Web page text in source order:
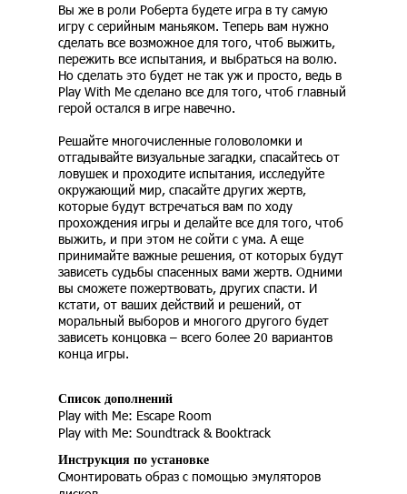
Вы же в роли Роберта будете игра в ту самую
игру с серийным маньяком. Теперь вам нужно
сделать все возможное для того, чтоб выжить,
пережить все испытания, и выбраться на волю.
Но сделать это будет не так уж и просто, ведь в
Play With Me сделано все для того, чтоб главный
герой остался в игре навечно.
Решайте многочисленные головоломки и
отгадывайте визуальные загадки, спасайтесь от
ловушек и проходите испытания, исследуйте
окружающий мир, спасайте других жертв,
которые будут встречаться вам по ходу
прохождения игры и делайте все для того, чтоб
выжить, и при этом не сойти с ума. А еще
принимайте важные решения, от которых будут
зависеть судьбы спасенных вами жертв. Одними
вы сможете пожертвовать, других спасти. И
кстати, от ваших действий и решений, от
моральный выборов и многого другого будет
зависеть концовка – всего более 20 вариантов
конца игры.
Список дополнений
Play with Me: Escape Room
Play with Me: Soundtrack & Booktrack
Инструкция по установке
Смонтировать образ с помощью эмуляторов